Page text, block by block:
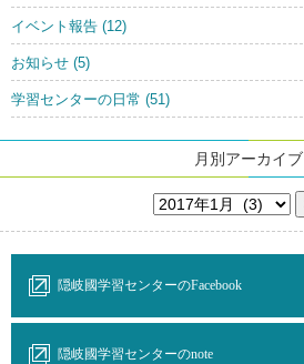
イベント報告 (12)
お知らせ (5)
学習センターの日常 (51)
月別アーカイブ
隠岐國学習センターのFacebook
隠岐國学習センターのnote